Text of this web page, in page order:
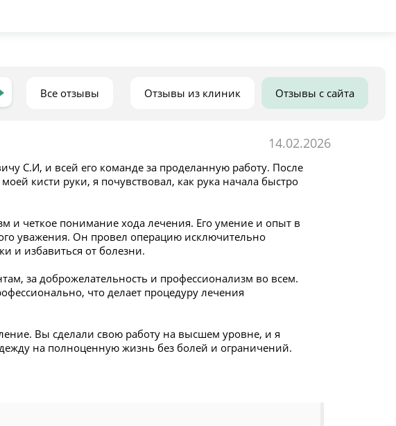
Отзывы с сайта
Отзывы из клиник
Все отзывы
14.02.2026
С.И, и всей его команде за проделанную работу. После
кисти руки, я почувствовал, как рука начала быстро
и четкое понимание хода лечения. Его умение и опыт в
уважения. Он провел операцию исключительно
и избавиться от болезни.
за доброжелательность и профессионализм во всем.
что делает процедуру лечения
Вы сделали свою работу на высшем уровне, и я
на полноценную жизнь без болей и ограничений.